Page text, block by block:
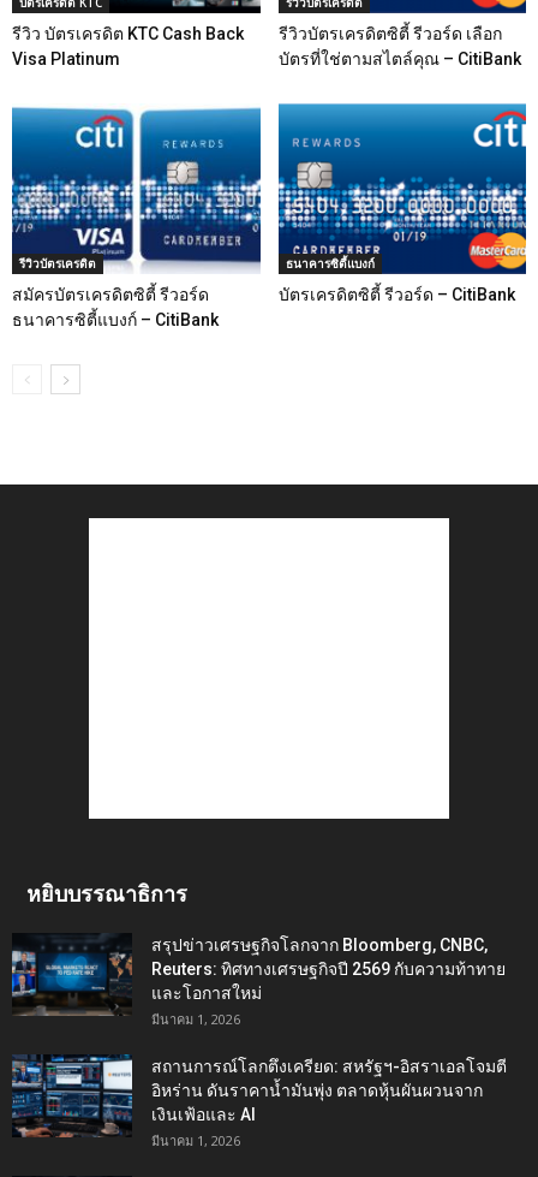
รีวิว บัตรเครดิต KTC Cash Back
Visa Platinum
รีวิวบัตรเครดิตซิตี้ รีวอร์ด เลือก
บัตรที่ใช่ตามสไตล์คุณ – CitiBank
รีวิวบัตรเครดิต
สมัครบัตรเครดิตซิตี้ รีวอร์ด
ธนาคารซิตี้แบงก์ – CitiBank
ธนาคารซิตี้แบงก์
บัตรเครดิตซิตี้ รีวอร์ด – CitiBank
หยิบบรรณาธิการ
สรุปข่าวเศรษฐกิจโลกจาก Bloomberg, CNBC,
Reuters: ทิศทางเศรษฐกิจปี 2569 กับความท้าทาย
และโอกาสใหม่
มีนาคม 1, 2026
สถานการณ์โลกตึงเครียด: สหรัฐฯ-อิสราเอลโจมตี
อิหร่าน ดันราคาน้ำมันพุ่ง ตลาดหุ้นผันผวนจาก
เงินเฟ้อและ AI
มีนาคม 1, 2026